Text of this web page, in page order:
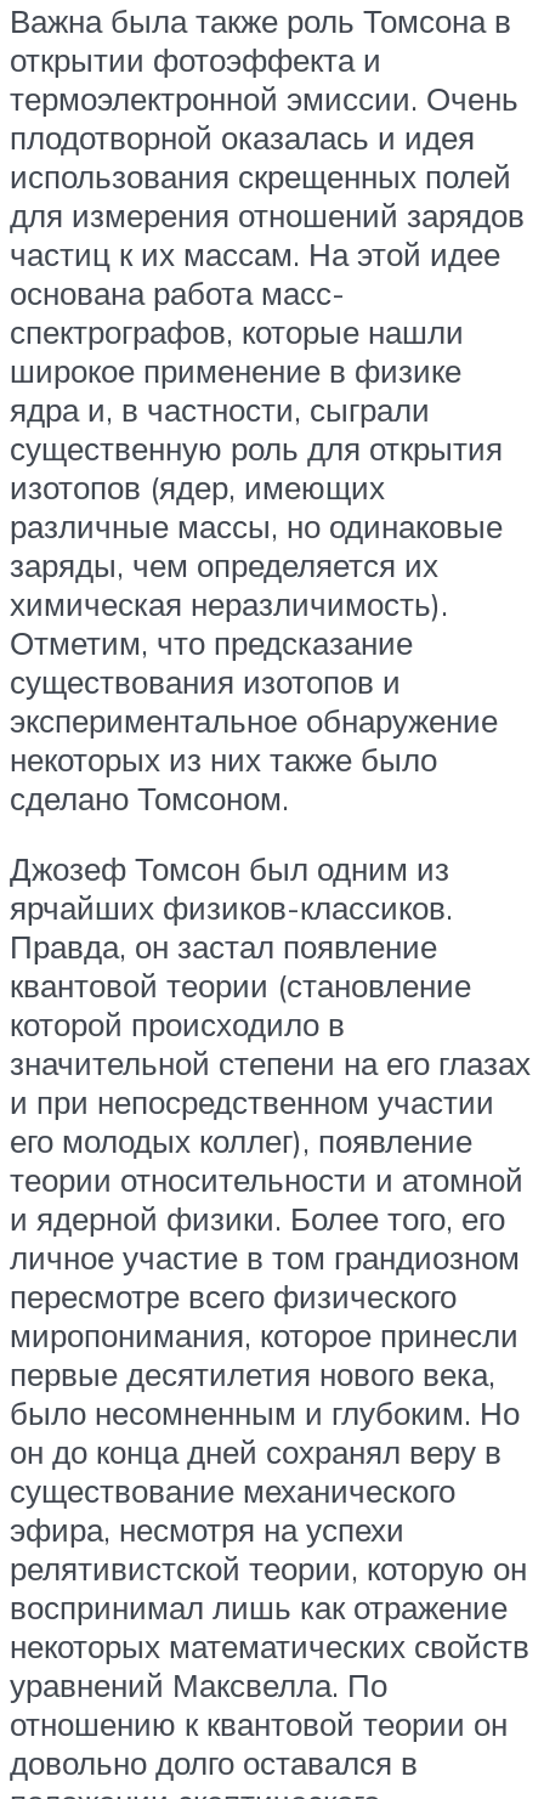
Важна была также роль Томсона в
открытии фотоэффекта и
термоэлектронной эмиссии. Очень
плодотворной оказалась и идея
использования скрещенных полей
для измерения отношений зарядов
частиц к их массам. На этой идее
основана работа масс-
спектрографов, которые нашли
широкое применение в физике
ядра и, в частности, сыграли
существенную роль для открытия
изотопов (ядер, имеющих
различные массы, но одинаковые
заряды, чем определяется их
химическая неразличимость).
Отметим, что предсказание
существования изотопов и
экспериментальное обнаружение
некоторых из них также было
сделано Томсоном.
Джозеф Томсон был одним из
ярчайших физиков-классиков.
Правда, он застал появление
квантовой теории (становление
которой происходило в
значительной степени на его глазах
и при непосредственном участии
его молодых коллег), появление
теории относительности и атомной
и ядерной физики. Более того, его
личное участие в том грандиозном
пересмотре всего физического
миропонимания, которое принесли
первые десятилетия нового века,
было несомненным и глубоким. Но
он до конца дней сохранял веру в
существование механического
эфира, несмотря на успехи
релятивистской теории, которую он
воспринимал лишь как отражение
некоторых математических свойств
уравнений Максвелла. По
отношению к квантовой теории он
довольно долго оставался в